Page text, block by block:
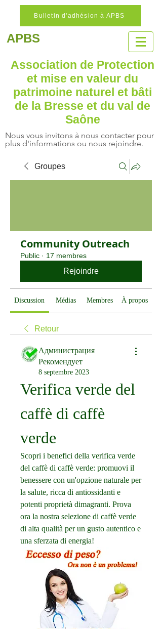
Bulletin d'adhésion à APBS
APBS
Association de Protection
et mise en valeur du
patrimoine naturel et bâti
de la Bresse et du val de
Saône
Nous vous invitons à nous contacter pour
plus d'informations ou nous rejoindre.
Groupes
Community Outreach
Public · 17 membres
Rejoindre
Discussion Médias Membres À propos
Retour
Администрация
Рекомендует
8 septembre 2023
Verifica verde del
caffè di caffè
verde
Scopri i benefici della verifica verde
del caffè di caffè verde: promuovi il
benessere con un'opzione naturale per
la salute, ricca di antiossidanti e
potenti proprietà dimagranti. Prova
ora la nostra selezione di caffè verde
di alta qualità per un gusto autentico e
una sferzata di energia!